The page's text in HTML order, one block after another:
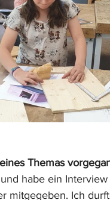
Themas
habe ein
mitgegeben. Ich